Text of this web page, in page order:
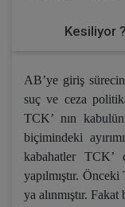
Kesiliyor ?
AB’ye giriş
suç ve ceza
TCK’ nın
biçimindeki
kabahatler TCK’
yapılmıştır.
ya alınmıştır.